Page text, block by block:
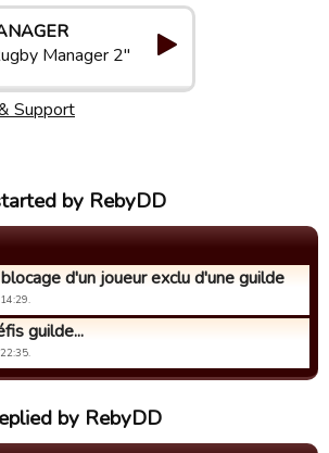
Manager 2"
Support
by RebyDD
d'un joueur exclu d'une guilde
guilde...
by RebyDD